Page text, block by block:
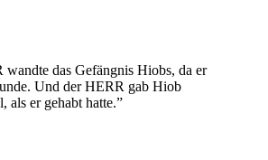
das Gefängnis Hiobs, da er
Und der HERR gab Hiob
als er gehabt hatte.”